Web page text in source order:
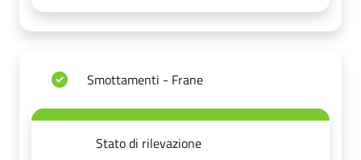
Smottamenti - Frane
Stato di rilevazione